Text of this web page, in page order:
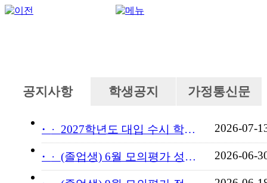
공지사항 학생공지 가정통신문
· 2027학년도 대입 수시 학교... 2026-07-
· (졸업생) 6월 모의평가 성적... 2026-06-